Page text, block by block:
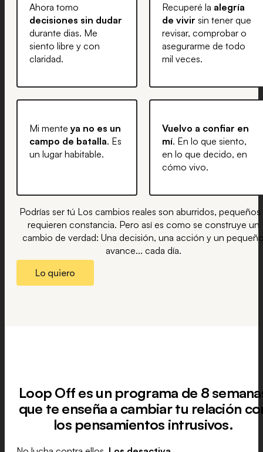
Ahora tomo
decisiones sin dudar
durante dias. Me
siento libre y con
claridad.
Recuperé la alegría
de vivir sin tener que
revisar, comprobar o
asegurarme de todo
mil veces.
Mi mente ya no es un
campo de batalla. Es
un lugar habitable.
Vuelvo a confiar en
mí. En lo que siento,
en lo que decido, en
cómo vivo.
Podrías ser tú Los cambios reales son aburridos, pequeños
requieren constancia. Pero así es como se construye un
cambio de verdad: Una decisión, una acción y un
avance... cada día.
Lo quiero
Loop Off es un programa de 8
que te enseña a cambiar tu relación
los pensamientos intrusivos.